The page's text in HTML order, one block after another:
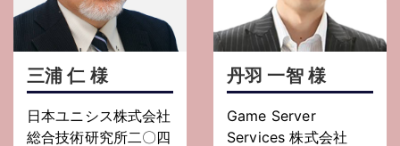
三浦 仁 様
日本ユニシス株式会社
総合技術研究所二〇四
丹羽 一智 様
Game Server
Services 株式会社